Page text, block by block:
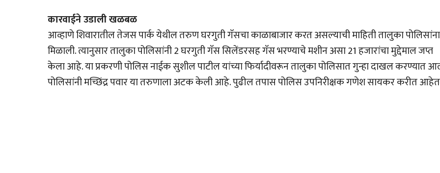
कारवाईने उडाली खळबळ
आव्हाणे शिवारातील तेजस पार्क येथील तरुण घरगुती गॅसचा काळाबाजार करत असल्याची माहिती तालुका पोलिसांना
मिळाली. त्यानुसार तालुका पोलिसांनी 2 घरगुती गॅस सिलेंडरसह गॅस भरण्याचे मशीन असा 21 हजारांचा मुद्देमाल जप्त
केला आहे. या प्रकरणी पोलिस नाईक सुशील पाटील यांच्या फिर्यादीवरून तालुका पोलिसात गुन्हा दाखल करण्यात
पोलिसांनी मच्छिंद्र पवार या तरुणाला अटक केली आहे. पुढील तपास पोलिस उपनिरीक्षक गणेश सायकर करीत